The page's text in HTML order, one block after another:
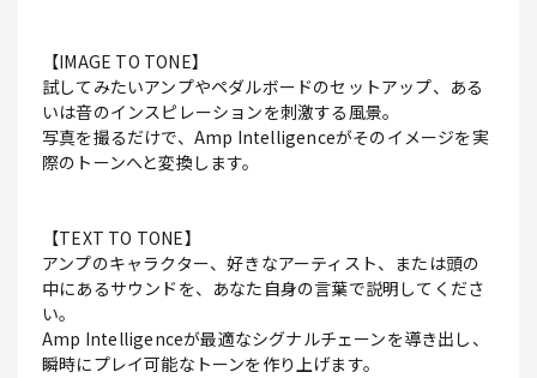
【IMAGE TO TONE】
試してみたいアンプやペダルボードのセットアップ、ある
いは音のインスピレーションを刺激する風景。
写真を撮るだけで、Amp Intelligenceがそのイメージを実
際のトーンへと変換します。
【TEXT TO TONE】
アンプのキャラクター、好きなアーティスト、または頭の
中にあるサウンドを、あなた自身の言葉で説明してくださ
い。
Amp Intelligenceが最適なシグナルチェーンを導き出し、
瞬時にプレイ可能なトーンを作り上げます。